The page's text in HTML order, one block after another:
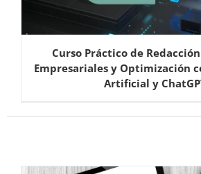
Curso Práctico de
Empresariales y Optimización
Artificial y